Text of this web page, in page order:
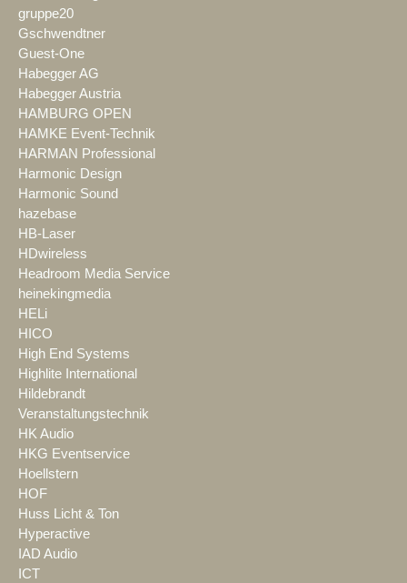
gruppe20
Gschwendtner
Guest-One
Habegger AG
Habegger Austria
HAMBURG OPEN
HAMKE Event-Technik
HARMAN Professional
Harmonic Design
Harmonic Sound
hazebase
HB-Laser
HDwireless
Headroom Media Service
heinekingmedia
HELi
HICO
High End Systems
Highlite International
Hildebrandt
Veranstaltungstechnik
HK Audio
HKG Eventservice
Hoellstern
HOF
Huss Licht & Ton
Hyperactive
IAD Audio
ICT